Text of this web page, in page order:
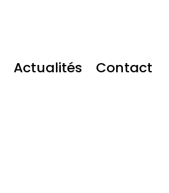
Actualités Contact